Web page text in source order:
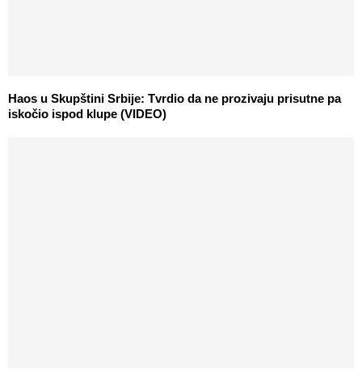
Haos u Skupštini Srbije: Tvrdio da ne prozivaju prisutne pa
iskočio ispod klupe (VIDEO)